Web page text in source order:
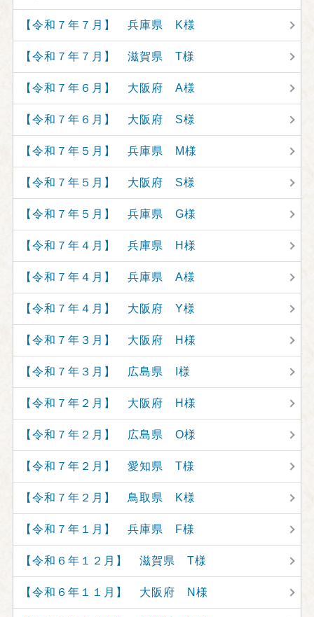
【令和７年７月】 兵庫県 K様
【令和７年７月】 滋賀県 T様
【令和７年６月】 大阪府 A様
【令和７年６月】 大阪府 S様
【令和７年５月】 兵庫県 M様
【令和７年５月】 大阪府 S様
【令和７年５月】 兵庫県 G様
【令和７年４月】 兵庫県 H様
【令和７年４月】 兵庫県 A様
【令和７年４月】 大阪府 Y様
【令和７年３月】 大阪府 H様
【令和７年３月】 広島県 I様
【令和７年２月】 大阪府 H様
【令和７年２月】 広島県 O様
【令和７年２月】 愛知県 T様
【令和７年２月】 鳥取県 K様
【令和７年１月】 兵庫県 F様
【令和６年１２月】 滋賀県 T様
【令和６年１１月】 大阪府 N様